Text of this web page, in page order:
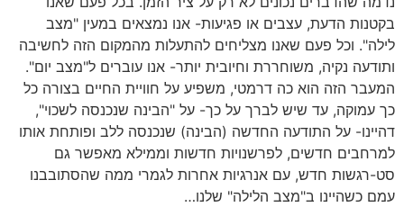
בקטנות הדעת, עצבים או פגיעות- אנו נמצאים במעין "מצב
לילה". וכל פעם שאנו מצליחים להתעלות מהמקום הזה לחשיבה
ותודעה נקיה, משוחררת וחיובית יותר- אנו עוברים ל"מצב יום".
המעבר הזה הוא כה דרמטי, משפיע על חוויית החיים בצורה כל
כך עמוקה, עד שיש לברך על כך- על "הבינה שנכנסה לשכוי",
דהיינו- על התודעה החדשה (הבינה) שנכנסה ללב ופותחת אותו
למרחבים חדשים, לפרשנויות חדשות וממילא מאפשר גם
סט-רגשות חדש, עם אנרגיות אחרות לגמרי ממה שהסתובבנו
עמם כשהיינו ב"מצב הלילה" שלנו…